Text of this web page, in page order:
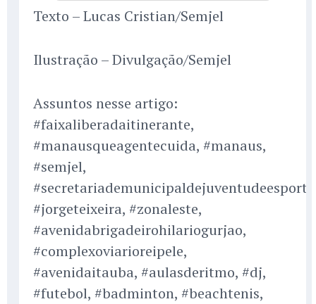
Texto – Lucas Cristian/Semjel
Ilustração – Divulgação/Semjel
Assuntos nesse artigo:
#faixaliberadaitinerante,
#manausqueagentecuida, #manaus,
#semjel,
#jorgeteixeira, #zonaleste,
#avenidabrigadeirohilariogurjao,
#complexoviarioreipele,
#avenidaitauba, #aulasderitmo, #dj,
#futebol, #badminton, #beachtenis,